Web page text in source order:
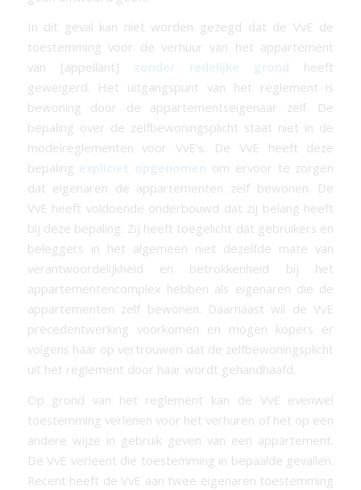
In dit geval kan niet worden gezegd dat de VvE de
toestemming voor de verhuur van het appartement
van [appellant] zonder redelijke grond heeft
geweigerd. Het uitgangspunt van het reglement is
bewoning door de appartementseigenaar zelf. De
bepaling over de zelfbewoningsplicht staat niet in de
modelreglementen voor VvE’s. De VvE heeft deze
bepaling expliciet opgenomen om ervoor te zorgen
dat eigenaren de appartementen zelf bewonen. De
VvE heeft voldoende onderbouwd dat zij belang heeft
bij deze bepaling. Zij heeft toegelicht dat gebruikers en
beleggers in het algemeen niet dezelfde mate van
verantwoordelijkheid en betrokkenheid bij het
appartementencomplex hebben als eigenaren die de
appartementen zelf bewonen. Daarnaast wil de VvE
precedentwerking voorkomen en mogen kopers er
volgens haar op vertrouwen dat de zelfbewoningsplicht
uit het reglement door haar wordt gehandhaafd.
Op grond van het reglement kan de VvE evenwel
toestemming verlenen voor het verhuren of het op een
andere wijze in gebruik geven van een appartement.
De VvE verleent die toestemming in bepaalde gevallen.
Recent heeft de VvE aan twee eigenaren toestemming